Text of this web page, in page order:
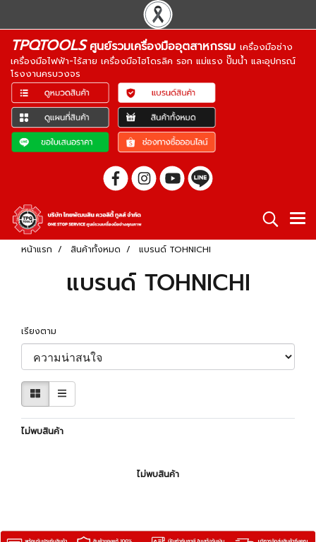
TPQTOOLSศูนย์รวมเครื่องมืออุตสาหกรรม เครื่องมือช่าง
เครื่องมือไฟฟ้า-ไร้สาย เครื่องมือไฮโดรลิค รอก แม่แรง ปั๊มน้ำ และอุปกรณ์
โรงงานครบวงจร
หน้าแรก สินค้าทั้งหมด แบรนด์ TOHNICHI
แบรนด์ TOHNICHI
เรียงตาม
ไม่พบสินค้า
ไม่พบสินค้า